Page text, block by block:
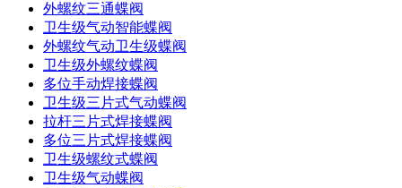
外螺纹三通蝶阀
卫生级气动智能蝶阀
外螺纹气动卫生级蝶阀
卫生级外螺纹蝶阀
多位手动焊接蝶阀
卫生级三片式气动蝶阀
拉杆三片式焊接蝶阀
多位三片式焊接蝶阀
卫生级螺纹式蝶阀
卫生级气动蝶阀